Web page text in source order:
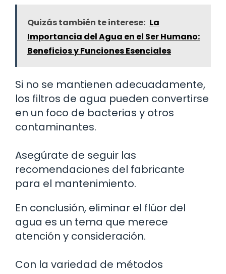
Quizás también te interese: La
Importancia del Agua en el Ser Humano:
Beneficios y Funciones Esenciales
Si no se mantienen adecuadamente,
los filtros de agua pueden convertirse
en un foco de bacterias y otros
contaminantes.
Asegúrate de seguir las
recomendaciones del fabricante
para el mantenimiento.
En conclusión, eliminar el flúor del
agua es un tema que merece
atención y consideración.
Con la variedad de métodos